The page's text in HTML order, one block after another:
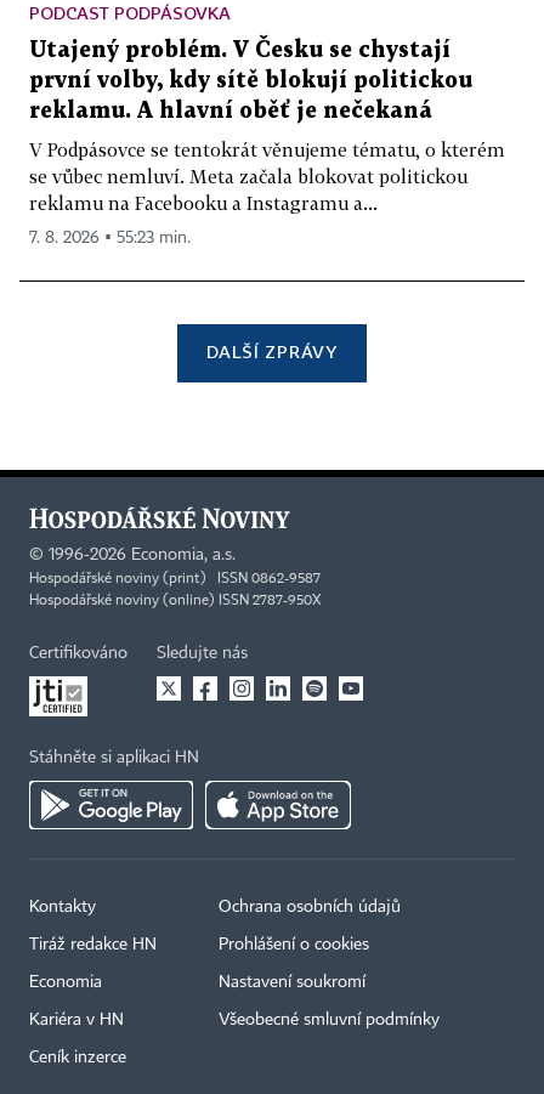
PODCAST PODPÁSOVKA
Utajený problém. V Česku se chystají
první volby, kdy sítě blokují politickou
reklamu. A hlavní oběť je nečekaná
V Podpásovce se tentokrát věnujeme tématu, o kterém
se vůbec nemluví. Meta začala blokovat politickou
reklamu na Facebooku a Instagramu a...
7. 8. 2026 ▪ 55:23 min.
DALŠÍ ZPRÁVY
© 1996-2026 Economia, a.s.
Hospodářské noviny (print) ISSN 0862-9587
Hospodářské noviny (online) ISSN 2787-950X
Certifikováno Sledujte nás
Stáhněte si aplikaci HN
Kontakty
Tiráž redakce HN
Economia
Kariéra v HN
Ceník inzerce
Ochrana osobních údajů
Prohlášení o cookies
Nastavení soukromí
Všeobecné smluvní podmínky